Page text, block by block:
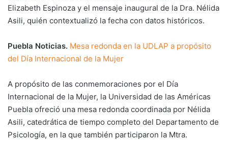
Elizabeth Espinoza y el mensaje inaugural de la Dra. Nélida
Asili, quién contextualizó la fecha con datos históricos.
Puebla Noticias. Mesa redonda en la UDLAP a propósito
del Día Internacional de la Mujer
A propósito de las conmemoraciones por el Día
Internacional de la Mujer, la Universidad de las Américas
Puebla ofreció una mesa redonda coordinada por Nélida
Asili, catedrática de tiempo completo del Departamento de
Psicología, en la que también participaron la Mtra.